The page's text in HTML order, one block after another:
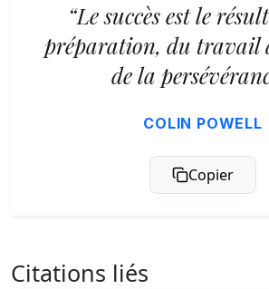
“Le succès est le
préparation, du travail
de la
COLIN POWELL
Copier
Citations liés